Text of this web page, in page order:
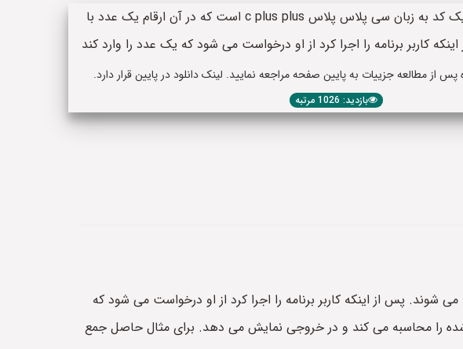
چکیده: این سورس کد یک کد به زبان سی پلاس پلاس c plus plus است که در آن ارقام یک عدد با
کاربر برنامه را اجرا کرد از او درخواست می شود که یک عدد را وارد کند
از مطالعه جزییات به پایین صفحه مراجعه نمایید. لینک دانلود در پایین قرار دارد.
بازدید: 1026 مرتبه
می شوند. پس از اینکه کاربر برنامه را اجرا کرد از او درخواست می شود که
جمع اعداد عدد وارد شده را محاسبه می کند و در خروجی نمایش می دهد. برای مثال حاصل جمع